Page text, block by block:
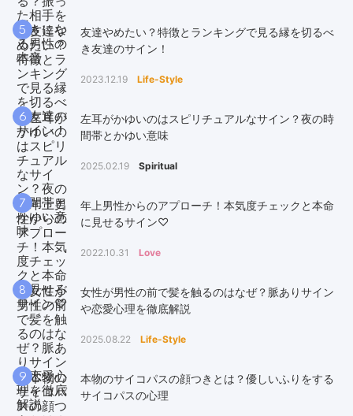
5
友達やめたい？特徴とランキングで見る縁を切るべ
き友達のサイン！
2023.12.19 Life-Style
6
左耳がかゆいのはスピリチュアルなサイン？夜の時
間帯とかゆい意味
2025.02.19 Spiritual
7
年上男性からのアプローチ！本気度チェックと本命
に見せるサイン♡
2022.10.31 Love
8
女性が男性の前で髪を触るのはなぜ？脈ありサイン
や恋愛心理を徹底解説
2025.08.22 Life-Style
9
本物のサイコパスの顔つきとは？優しいふりをする
サイコパスの心理